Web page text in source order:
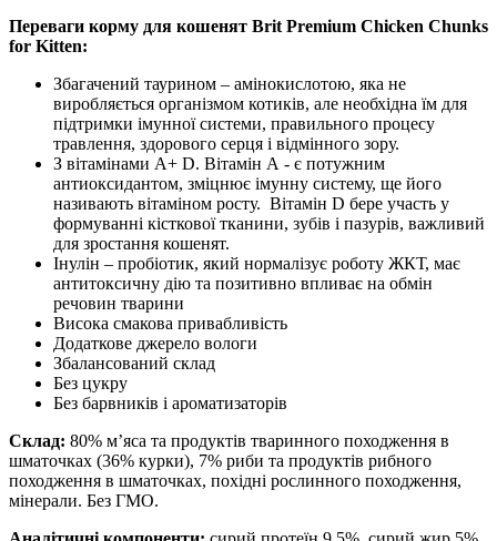
Переваги корму для кошенят Brit Premium Chicken Chunks
for Kitten:
Збагачений таурином – амінокислотою, яка не
виробляється організмом котиків, але необхідна їм для
підтримки імунної системи, правильного процесу
травлення, здорового серця і відмінного зору.
З вітамінами А+ D. Вітамін А - є потужним
антиоксидантом, зміцнює імунну систему, ще його
називають вітаміном росту. Вітамін D бере участь у
формуванні кісткової тканини, зубів і пазурів, важливий
для зростання кошенят.
Інулін – пробіотик, який нормалізує роботу ЖКТ, має
антитоксичну дію та позитивно впливає на обмін
речовин тварини
Висока смакова привабливість
Додаткове джерело вологи
Збалансований склад
Без цукру
Без барвників і ароматизаторів
Склад: 80% м’яса та продуктів тваринного походження в
шматочках (36% курки), 7% риби та продуктів рибного
походження в шматочках, похідні рослинного походження,
мінерали. Без ГМО.